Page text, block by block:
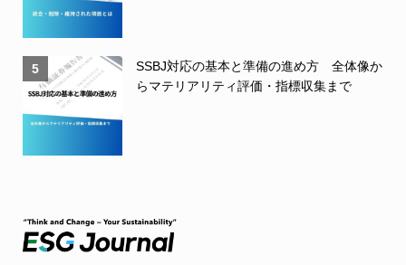
5
SSBJ対応の基本と準備の進め方 全体像か
らマテリアリティ評価・指標収集まで